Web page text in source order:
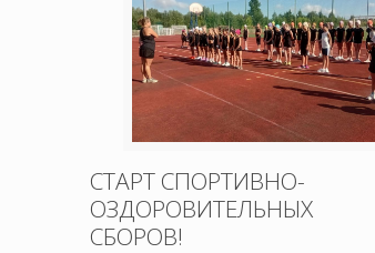
СТАРТ СПОРТИВНО-
ОЗДОРОВИТЕЛЬНЫХ
СБОРОВ!